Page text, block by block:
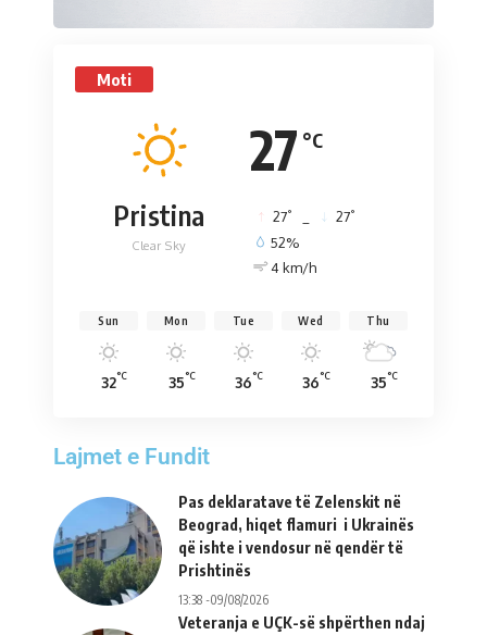
Moti
27 °C
Pristina
Clear Sky
27° 27°
52%
4 km/h
Sun
32°C
Mon
35°C
Tue
36°C
Wed
36°C
Thu
35°C
Lajmet e Fundit
Pas deklaratave të Zelenskit në
Beograd, hiqet flamuri i Ukrainës
që ishte i vendosur në qendër të
Prishtinës
13:38 -09/08/2026
Veteranja e UÇK-së shpërthen ndaj